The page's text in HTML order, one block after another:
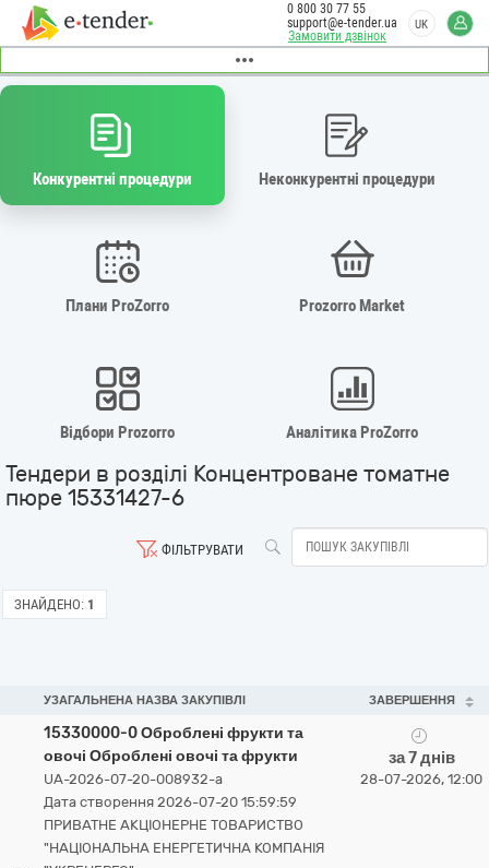
Замовити дзвінок
0 800 30 77 55
support@e-tender.ua
UK
Конкурентні процедури Неконкурентні процедури
Плани ProZorro Prozorro Market
Відбори Prozorro Аналітика ProZorro
Тендери в розділі Концентроване томатне
пюре 15331427-6
ФІЛЬТРУВАТИ
ЗНАЙДЕНО: 1
УЗАГАЛЬНЕНА НАЗВА ЗАКУПІВЛІ ЗАВЕРШЕННЯ
15330000-0 Оброблені фрукти та
овочі Оброблені овочі та фрукти
UA-2026-07-20-008932-a
Дата створення 2026-07-20 15:59:59
ПРИВАТНЕ АКЦІОНЕРНЕ ТОВАРИСТВО
"НАЦІОНАЛЬНА ЕНЕРГЕТИЧНА КОМПАНІЯ
за 7 днів
28-07-2026, 12:00